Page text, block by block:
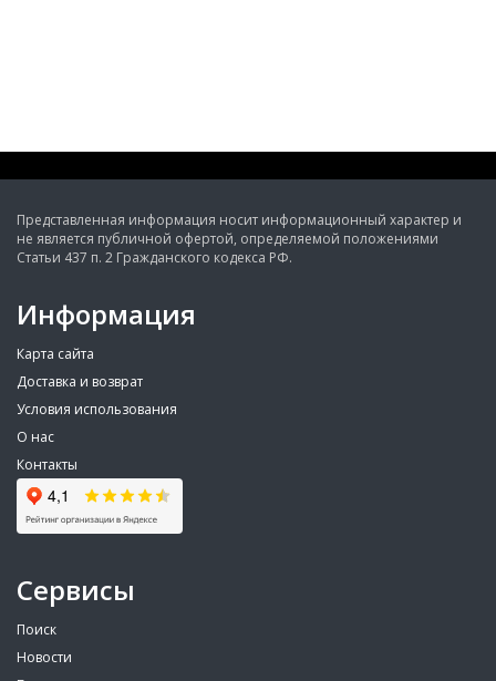
Представленная информация носит информационный характер и
не является публичной офертой, определяемой положениями
Статьи 437 п. 2 Гражданского кодекса РФ.
Информация
Карта сайта
Доставка и возврат
Условия использования
О нас
Контакты
Сервисы
Поиск
Новости